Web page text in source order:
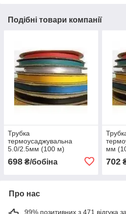
Подібні товари компанії
Трубка
термоусаджувальна
5.0/2.5мм (100 м)
698 ₴/бобіна
мм
702
Про нас
99% позитивних з 471 відгука